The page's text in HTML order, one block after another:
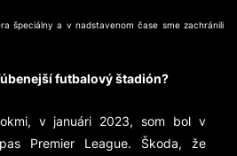
špeciálny a v nadstavenom čase sme zachránili
futbalový štadión?
v januári 2023, som bol v
Premier League. Škoda, že